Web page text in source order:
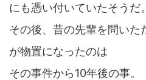
にも憑い付いていたそうだ。
その後、昔の先輩を問いた
が物置になったのは
その事件から10年後の事。